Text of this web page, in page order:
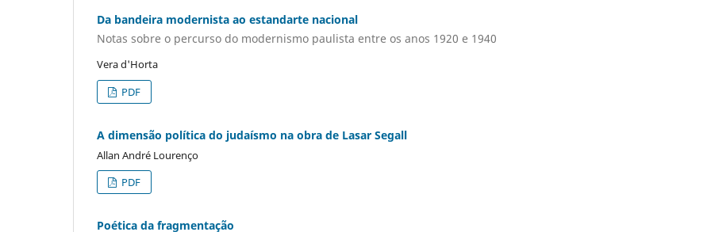
Da bandeira modernista ao estandarte nacional
Notas sobre o percurso do modernismo paulista entre os anos 1920 e 1940
Vera d'Horta
PDF
A dimensão política do judaísmo na obra de Lasar Segall
Allan André Lourenço
PDF
Poética da fragmentação